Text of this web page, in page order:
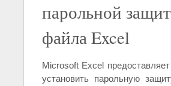
парольной
файла Excel
Microsoft Excel
установить парольную